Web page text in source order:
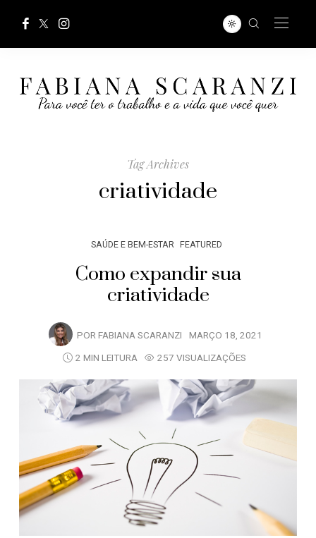
Tag Archives
criatividade
SAÚDE E BEM-ESTAR FEATURED
Como expandir sua
criatividade
POR FABIANA SCARANZI MARÇO 18, 2021
2 MIN LEITURA
257 VISUALIZAÇÕES